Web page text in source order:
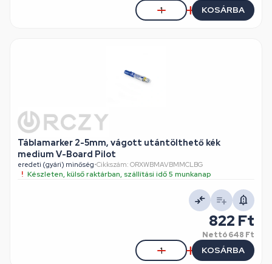
KOSÁRBA
Táblamarker 2-5mm, vágott utántölthető kék
medium V-Board Pilot
eredeti (gyári) minőség•Cikkszám: ORXWBMAVBMMCLBG
Készleten, külső raktárban, szállítási idő 5 munkanap
822 Ft
Nettó648 Ft
KOSÁRBA